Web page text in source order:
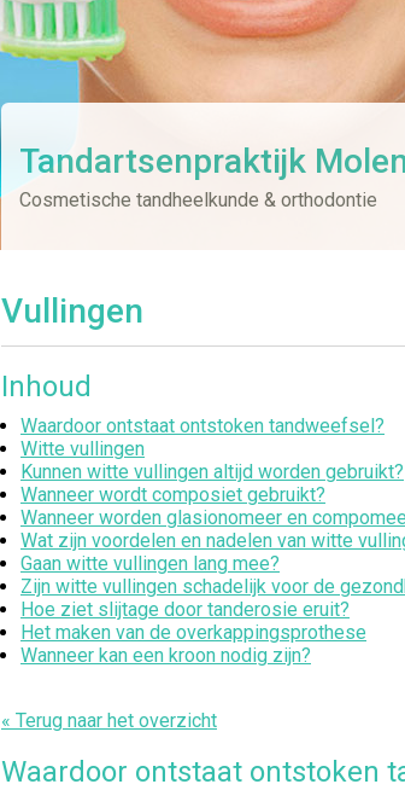
Tandartsenpraktijk
Cosmetische tandheelkunde & orthodontie
Vullingen
Inhoud
Waardoor ontstaat ontstoken tandweefsel?
Witte vullingen
Kunnen witte vullingen altijd worden gebruikt?
Wanneer wordt composiet gebruikt?
Wanneer worden glasionomeer en
Wat zijn voordelen en nadelen van witte
Gaan witte vullingen lang mee?
Zijn witte vullingen schadelijk voor de
Hoe ziet slijtage door tanderosie eruit?
Het maken van de overkappingsprothese
Wanneer kan een kroon nodig zijn?
« Terug naar het overzicht
Waardoor ontstaat ontstoken